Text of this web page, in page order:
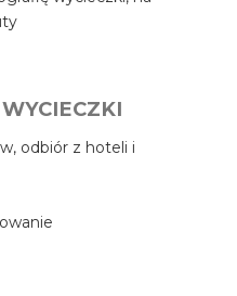
odbiór z hoteli i